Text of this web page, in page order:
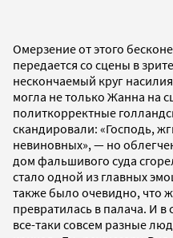
Омерзение от этого
передается со сцены в
нескончаемый круг
могла не только Жанна на
политкорректные
скандировали: «Господь,
невиновных», — но
дом фальшивого суда
стало одной из главных
также было очевидно, что
превратилась в палача. И
все-таки совсем разные